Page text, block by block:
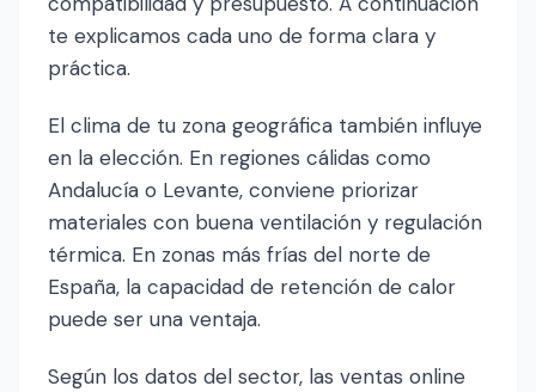
te explicamos cada uno de forma clara y
práctica.
El clima de tu zona geográfica también influye
en la elección. En regiones cálidas como
Andalucía o Levante, conviene priorizar
materiales con buena ventilación y regulación
térmica. En zonas más frías del norte de
España, la capacidad de retención de calor
puede ser una ventaja.
Según los datos del sector, las ventas online